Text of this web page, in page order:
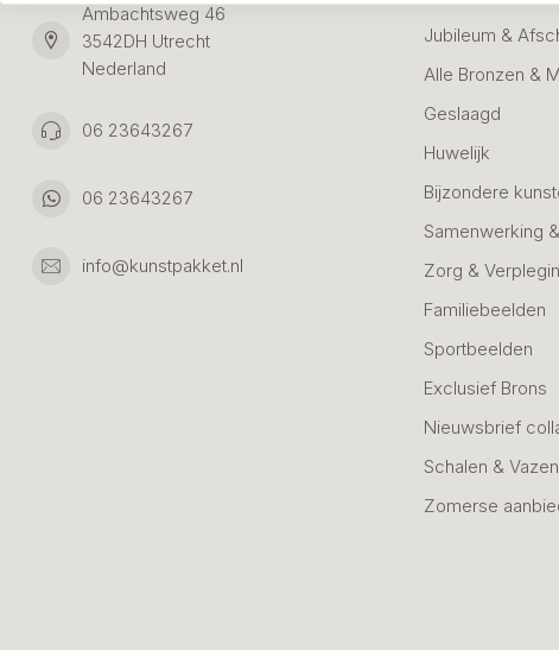
Ambachtsweg 46
3542DH Utrecht
Nederland
06 23643267
06 23643267
info@kunstpakket.nl
Jubileum &
Alle Bronzen &
Geslaagd
Huwelijk
Bijzondere
Samenwerking
Zorg &
Familiebeelden
Sportbeelden
Exclusief Brons
Nieuwsbrief
Schalen & Vazen
Zomerse